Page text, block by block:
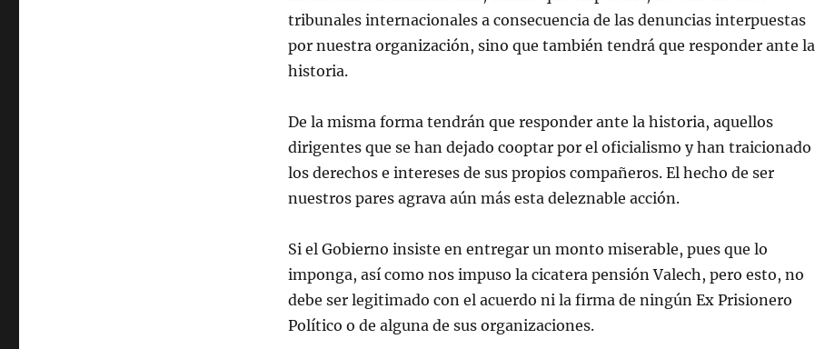
tribunales internacionales a consecuencia de las denuncias interpuestas
por nuestra organización, sino que también tendrá que responder ante la
historia.
De la misma forma tendrán que responder ante la historia, aquellos
dirigentes que se han dejado cooptar por el oficialismo y han traicionado
los derechos e intereses de sus propios compañeros. El hecho de ser
nuestros pares agrava aún más esta deleznable acción.
Si el Gobierno insiste en entregar un monto miserable, pues que lo
imponga, así como nos impuso la cicatera pensión Valech, pero esto, no
debe ser legitimado con el acuerdo ni la firma de ningún Ex Prisionero
Político o de alguna de sus organizaciones.